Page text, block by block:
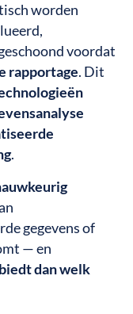
worden
voordat
rapportage. Dit
.
gegevens of
— en
dan welk